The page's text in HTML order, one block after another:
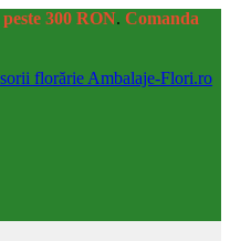
peste 300 RON. Comanda